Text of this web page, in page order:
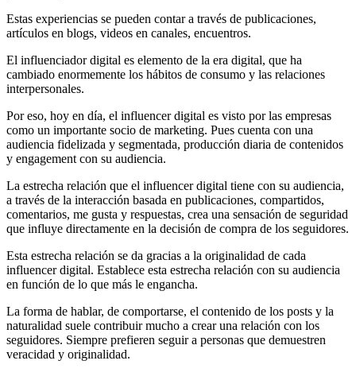
Estas experiencias se pueden contar a través de publicaciones,
artículos en blogs, videos en canales, encuentros.
El influenciador digital es elemento de la era digital, que ha
cambiado enormemente los hábitos de consumo y las relaciones
interpersonales.
Por eso, hoy en día, el influencer digital es visto por las empresas
como un importante socio de marketing. Pues cuenta con una
audiencia fidelizada y segmentada, producción diaria de contenidos
y engagement con su audiencia.
La estrecha relación que el influencer digital tiene con su audiencia,
a través de la interacción basada en publicaciones, compartidos,
comentarios, me gusta y respuestas, crea una sensación de seguridad
que influye directamente en la decisión de compra de los seguidores.
Esta estrecha relación se da gracias a la originalidad de cada
influencer digital. Establece esta estrecha relación con su audiencia
en función de lo que más le engancha.
La forma de hablar, de comportarse, el contenido de los posts y la
naturalidad suele contribuir mucho a crear una relación con los
seguidores. Siempre prefieren seguir a personas que demuestren
veracidad y originalidad.